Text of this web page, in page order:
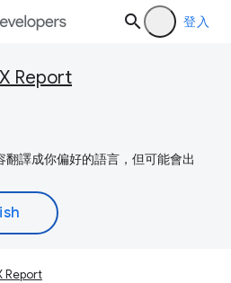
登入
Report
譯成你偏好的語言，但可能會出
Report